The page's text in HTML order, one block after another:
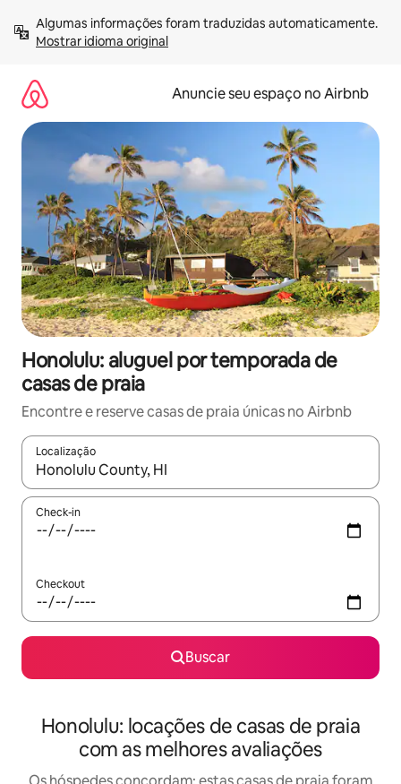
para
Mostrar idioma original
Anuncie seu espaço no Airbnb
Honolulu: aluguel por temporada de
casas de praia
Encontre e reserve casas de praia únicas no Airbnb
Localização
Quando os resultados estiverem disponíveis, explore-os
Check-in
Checkout
Buscar
Honolulu: locações de casas de praia
com as melhores avaliações